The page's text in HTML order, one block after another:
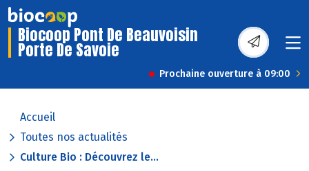
Biocoop Pont De Beauvoisin
Porte De Savoie
Prochaine ouverture à 09:00
Accueil
Toutes nos actualités
Culture Bio : Découvrez le...